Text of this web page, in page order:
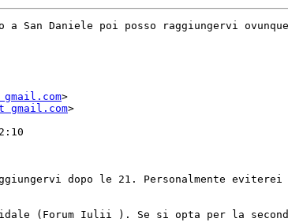
Daniele poi posso raggiungervi
>
>
dopo le 21. Personalmente
(Forum Iulii ). Se si opta per la